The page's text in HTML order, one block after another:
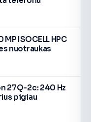
ISOCELL HPC
nuotraukas
27Q-2c: 240 Hz
pigiau